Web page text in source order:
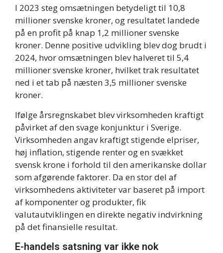
I 2023 steg omsætningen betydeligt til 10,8
millioner svenske kroner, og resultatet landede
på en profit på knap 1,2 millioner svenske
kroner. Denne positive udvikling blev dog brudt i
2024, hvor omsætningen blev halveret til 5,4
millioner svenske kroner, hvilket trak resultatet
ned i et tab på næsten 3,5 millioner svenske
kroner.
Ifølge årsregnskabet blev virksomheden kraftigt
påvirket af den svage konjunktur i Sverige.
Virksomheden angav kraftigt stigende elpriser,
høj inflation, stigende renter og en svækket
svensk krone i forhold til den amerikanske dollar
som afgørende faktorer. Da en stor del af
virksomhedens aktiviteter var baseret på import
af komponenter og produkter, fik
valutautviklingen en direkte negativ indvirkning
på det finansielle resultat.
E-handels satsning var ikke nok